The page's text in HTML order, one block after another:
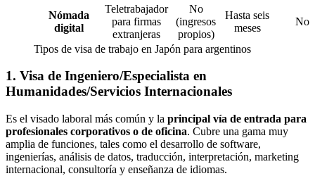
Nómada
digital
Teletrabajador
para firmas
extranjeras
No
(ingresos
propios)
Hasta seis
meses
No
Tipos de visa de trabajo en Japón para argentinos
1. Visa de Ingeniero/Especialista en
Humanidades/Servicios Internacionales
Es el visado laboral más común y la principal vía de entrada para
profesionales corporativos o de oficina. Cubre una gama muy
amplia de funciones, tales como el desarrollo de software,
ingenierías, análisis de datos, traducción, interpretación, marketing
internacional, consultoría y enseñanza de idiomas.